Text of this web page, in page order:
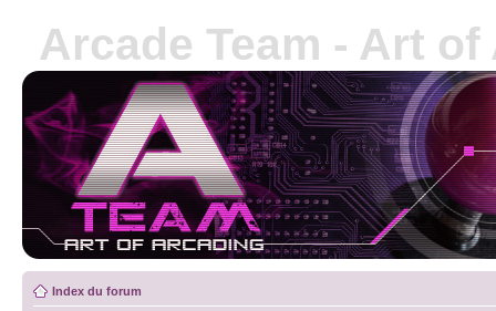
Arcade Team - Art
Index du forum